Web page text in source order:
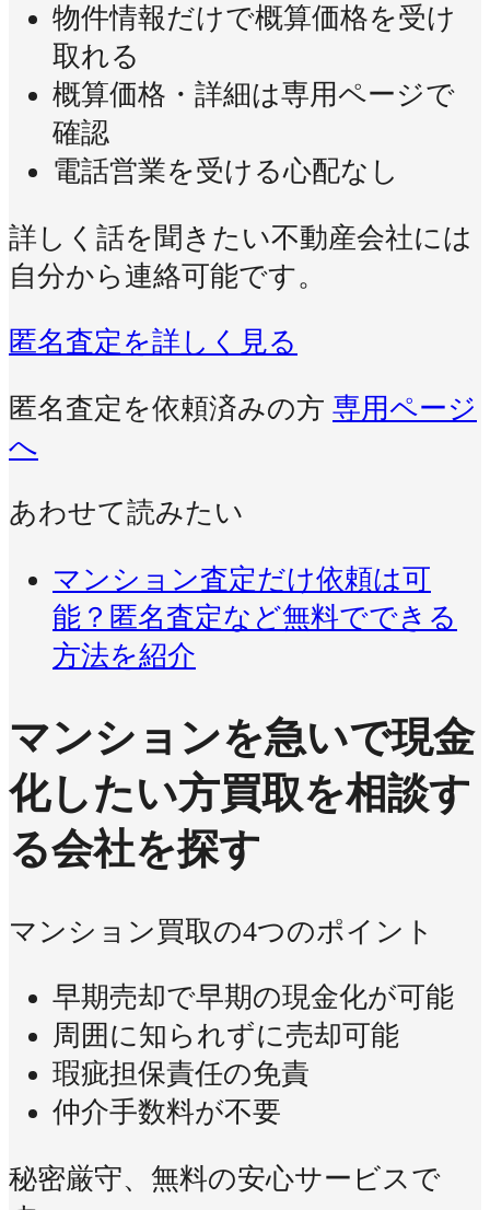
物件情報だけで概算価格を受け
取れる
概算価格・詳細は専用ページで
確認
電話営業を受ける心配なし
詳しく話を聞きたい不動産会社には
自分から連絡可能です。
匿名査定を詳しく見る
匿名査定を依頼済みの方 専用ページ
へ
あわせて読みたい
マンション査定だけ依頼は可
能？匿名査定など無料でできる
方法を紹介
マンションを急いで現金
化したい方買取を相談す
る会社を探す
マンション買取の4つのポイント
早期売却で早期の現金化が可能
周囲に知られずに売却可能
瑕疵担保責任の免責
仲介手数料が不要
秘密厳守、無料の安心サービスで